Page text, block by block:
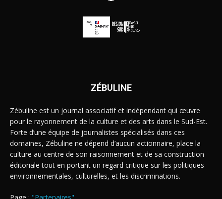
ZÉBULINE
Zébuline est un journal associatif et indépendant qui œuvre
pour le rayonnement de la culture et des arts dans le Sud-Est.
Forte d’une équipe de journalistes spécialisés dans ces
domaines, Zébuline ne dépend d’aucun actionnaire, place la
culture au centre de son raisonnement et de sa construction
éditoriale tout en portant un regard critique sur les politiques
environnementales, culturelles, et les discriminations.